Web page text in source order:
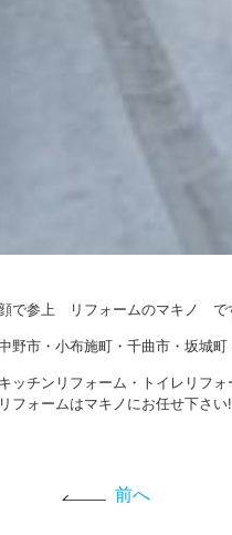
で参上 リフォームのマキノ
野市・小布施町・千曲市・坂城
ッチンリフォーム・トイレリフ
フォームはマキノにお任せ下さい
前へ